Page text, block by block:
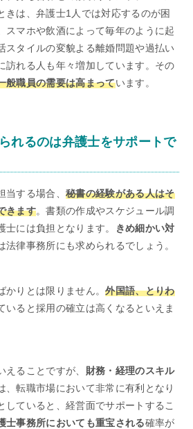
きは、弁護士1人では対応するのが困
スマホや飲酒によって毎年のように起
スタイルの変貌よる離婚問題や過払い
訪れる人も年々増加しています。その
般職員の需要は高まっています。
れるのは弁護士をサポートで
する場合、 秘書の経験がある人はそ
きます。書類の作成やスケジュール調
には負担となります。
きめ細かい対
法律事務所にも求められるでしょう。
かりとは限りません。外国語、とりわ
いると採用の確立は高くなるといえま
えることですが、 財務・経理のスキル
、転職市場において非常に有利となり
していると、経営面でサポートするこ
士事務所においても重宝される確率が